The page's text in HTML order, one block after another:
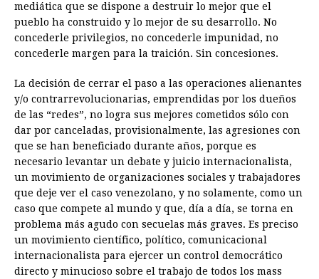
mediática que se dispone a destruir lo mejor que el
pueblo ha construido y lo mejor de su desarrollo. No
concederle privilegios, no concederle impunidad, no
concederle margen para la traición. Sin concesiones.
La decisión de cerrar el paso a las operaciones alienantes
y/o contrarrevolucionarias, emprendidas por los dueños
de las “redes”, no logra sus mejores cometidos sólo con
dar por canceladas, provisionalmente, las agresiones con
que se han beneficiado durante años, porque es
necesario levantar un debate y juicio internacionalista,
un movimiento de organizaciones sociales y trabajadores
que deje ver el caso venezolano, y no solamente, como un
caso que compete al mundo y que, día a día, se torna en
problema más agudo con secuelas más graves. Es preciso
un movimiento científico, político, comunicacional
internacionalista para ejercer un control democrático
directo y minucioso sobre el trabajo de todos los mass